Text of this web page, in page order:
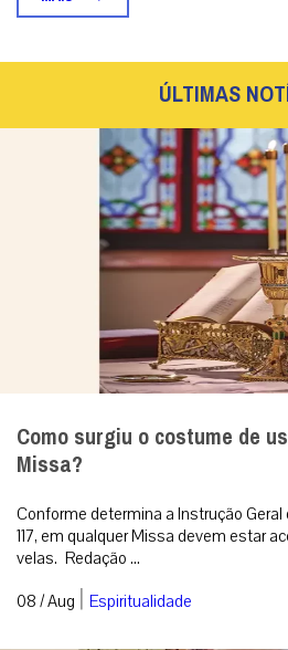
ÚLTIMAS
Como surgiu o costume de
Missa?
Conforme determina a Instrução
117, em qualquer Missa devem estar
velas. Redação ...
08 / Aug | Espiritualidade